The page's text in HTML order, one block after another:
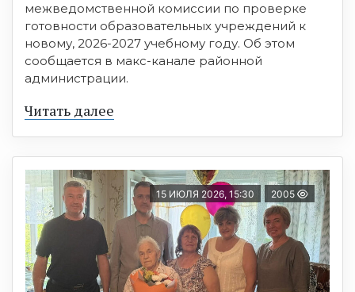
межведомственной комиссии по проверке
готовности образовательных учреждений к
новому, 2026-2027 учебному году. Об этом
сообщается в макс-канале районной
администрации.
Читать далее
15 ИЮЛЯ 2026, 15:30 2005